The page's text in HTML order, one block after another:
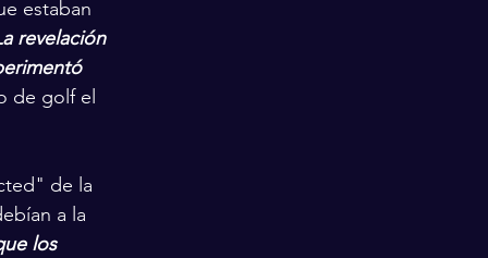
estaban
revelación
de golf el
de la
a la
los